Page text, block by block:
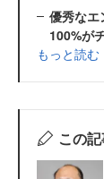
優秀な
100%が
もっと読む
この